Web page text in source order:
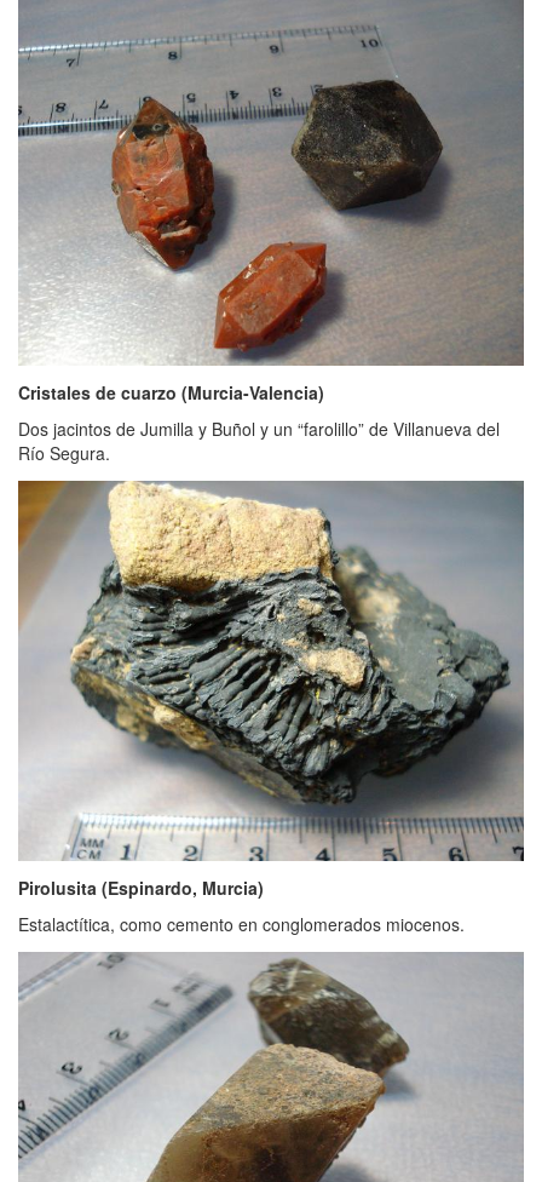
Cristales de cuarzo (Murcia-Valencia)
Dos jacintos de Jumilla y Buñol y un “farolillo” de Villanueva del
Río Segura.
Pirolusita (Espinardo, Murcia)
Estalactítica, como cemento en conglomerados miocenos.